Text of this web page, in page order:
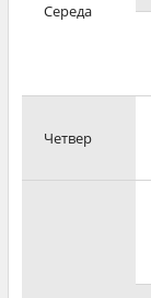
Середа
Четвер